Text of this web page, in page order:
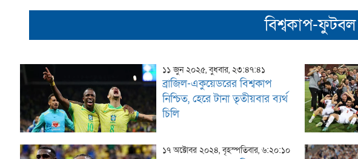
বিশ্বকাপ-ফুটবল
১১ জুন ২০২৫, বুধবার, ২৩:৪৭:৪১
ব্রাজিল-একুয়েডরের বিশ্বকাপ
নিশ্চিত, হেরে টানা তৃতীয়বার ব্যর্থ
চিলি
১৭ অক্টোবর ২০২৪, বৃহস্পতিবার, ৬:২০:১০